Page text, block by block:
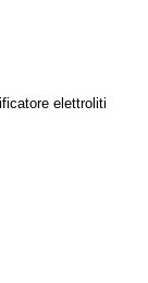
elettroliti